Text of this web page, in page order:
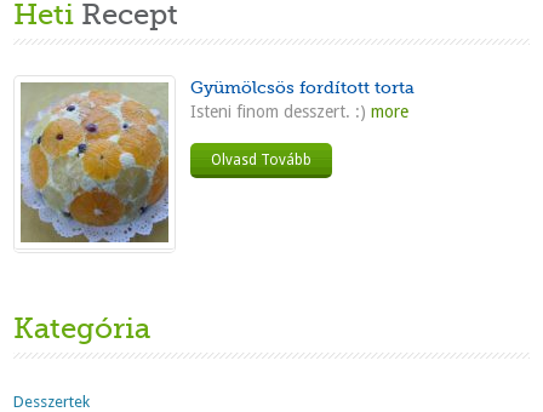
Heti Recept
Gyümölcsös fordított torta
Isteni finom desszert. :) more
Olvasd Tovább
Kategória
Desszertek